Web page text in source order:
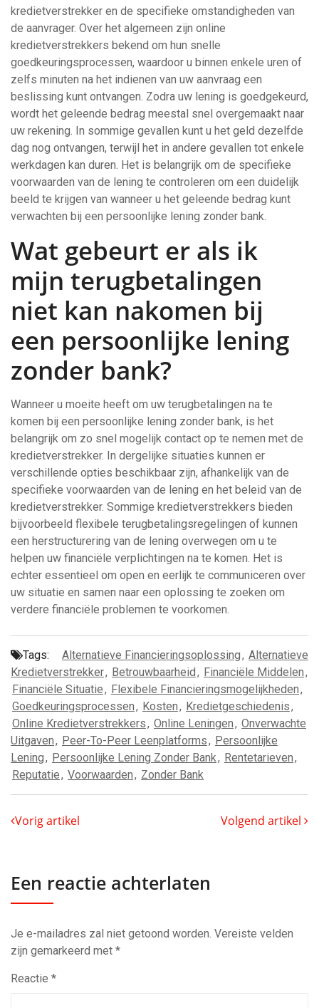
kredietverstrekker en de specifieke omstandigheden van
de aanvrager. Over het algemeen zijn online
kredietverstrekkers bekend om hun snelle
goedkeuringsprocessen, waardoor u binnen enkele uren of
zelfs minuten na het indienen van uw aanvraag een
beslissing kunt ontvangen. Zodra uw lening is goedgekeurd,
wordt het geleende bedrag meestal snel overgemaakt naar
uw rekening. In sommige gevallen kunt u het geld dezelfde
dag nog ontvangen, terwijl het in andere gevallen tot enkele
werkdagen kan duren. Het is belangrijk om de specifieke
voorwaarden van de lening te controleren om een duidelijk
beeld te krijgen van wanneer u het geleende bedrag kunt
verwachten bij een persoonlijke lening zonder bank.
Wat gebeurt er als ik
mijn terugbetalingen
niet kan nakomen bij
een persoonlijke lening
zonder bank?
Wanneer u moeite heeft om uw terugbetalingen na te
komen bij een persoonlijke lening zonder bank, is het
belangrijk om zo snel mogelijk contact op te nemen met de
kredietverstrekker. In dergelijke situaties kunnen er
verschillende opties beschikbaar zijn, afhankelijk van de
specifieke voorwaarden van de lening en het beleid van de
kredietverstrekker. Sommige kredietverstrekkers bieden
bijvoorbeeld flexibele terugbetalingsregelingen of kunnen
een herstructurering van de lening overwegen om u te
helpen uw financiële verplichtingen na te komen. Het is
echter essentieel om open en eerlijk te communiceren over
uw situatie en samen naar een oplossing te zoeken om
verdere financiële problemen te voorkomen.
Tags: Alternatieve Financieringsoplossing, Alternatieve
Kredietverstrekker, Betrouwbaarheid, Financiële Middelen,
Financiële Situatie, Flexibele Financieringsmogelijkheden,
Goedkeuringsprocessen, Kosten, Kredietgeschiedenis,
Online Kredietverstrekkers, Online Leningen, Onverwachte
Uitgaven, Peer-To-Peer Leenplatforms, Persoonlijke
Lening, Persoonlijke Lening Zonder Bank, Rentetarieven,
Reputatie, Voorwaarden, Zonder Bank
Vorig artikel Volgend artikel
Een reactie achterlaten
Je e-mailadres zal niet getoond worden. Vereiste velden
zijn gemarkeerd met *
Reactie *